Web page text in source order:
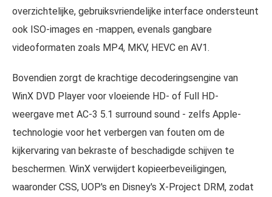
overzichtelijke, gebruiksvriendelijke interface ondersteunt
ook ISO-images en -mappen, evenals gangbare
videoformaten zoals MP4, MKV, HEVC en AV1.
Bovendien zorgt de krachtige decoderingsengine van
WinX DVD Player voor vloeiende HD- of Full HD-
weergave met AC-3 5.1 surround sound - zelfs Apple-
technologie voor het verbergen van fouten om de
kijkervaring van bekraste of beschadigde schijven te
beschermen. WinX verwijdert kopieerbeveiligingen,
waaronder CSS, UOP's en Disney's X-Project DRM, zodat